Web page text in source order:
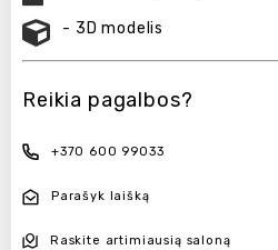
- 3D modelis
Reikia pagalbos?
+370 600 99033
Parašyk laišką
Raskite artimiausią saloną